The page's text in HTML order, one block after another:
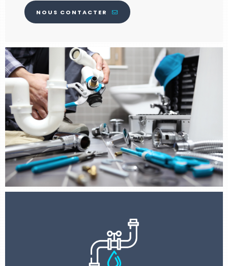
NOUS CONTACTER